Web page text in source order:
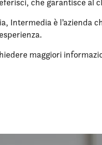
che garantisce al
Intermedia è
maggiori